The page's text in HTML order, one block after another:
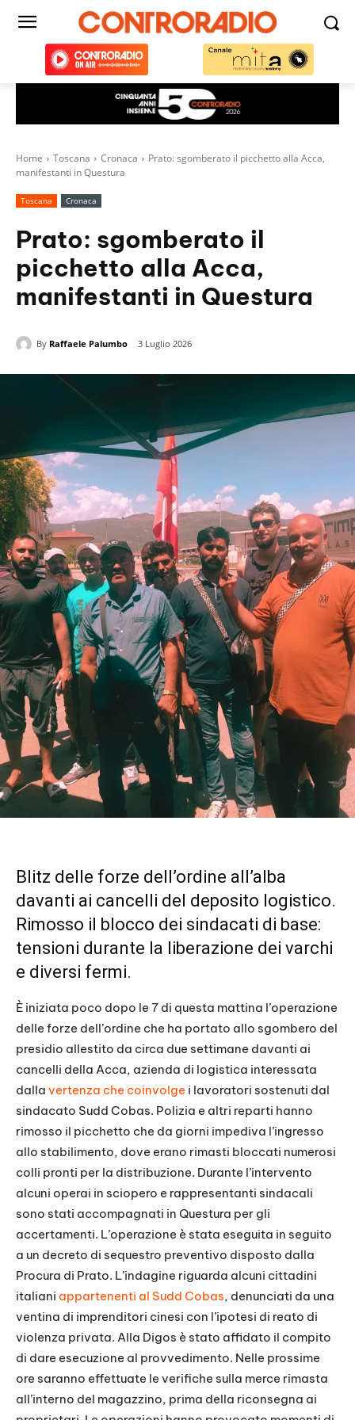
Home Toscana Cronaca
Prato: sgomberato il picchetto alla Acca,
manifestanti in Questura
Toscana Cronaca
Prato: sgomberato il
picchetto alla Acca,
manifestanti in Questura
By Raffaele Palumbo 3 Luglio 2026
Blitz delle forze dell’ordine all’alba
davanti ai cancelli del deposito logistico.
Rimosso il blocco dei sindacati di base:
tensioni durante la liberazione dei varchi
e diversi fermi.
È iniziata poco dopo le 7 di questa mattina l’operazione
delle forze dell’ordine che ha portato allo sgombero del
presidio allestito da circa due settimane davanti ai
cancelli della Acca, azienda di logistica interessata
dalla vertenza che coinvolge i lavoratori sostenuti dal
sindacato Sudd Cobas. Polizia e altri reparti hanno
rimosso il picchetto che da giorni impediva l’ingresso
allo stabilimento, dove erano rimasti bloccati numerosi
colli pronti per la distribuzione. Durante l’intervento
alcuni operai in sciopero e rappresentanti sindacali
sono stati accompagnati in Questura per gli
accertamenti. L’operazione è stata eseguita in seguito
a un decreto di sequestro preventivo disposto dalla
Procura di Prato. L’indagine riguarda alcuni cittadini
italiani appartenenti al Sudd Cobas, denunciati da una
ventina di imprenditori cinesi con l’ipotesi di reato di
violenza privata. Alla Digos è stato affidato il compito
di dare esecuzione al provvedimento. Nelle prossime
ore saranno effettuate le verifiche sulla merce rimasta
all’interno del magazzino, prima della riconsegna ai